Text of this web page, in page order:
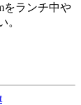
をランチ中や
。